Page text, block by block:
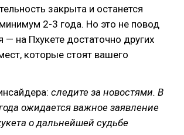
закрыта и останется
2-3 года. Но это не повод
— на Пхукете достаточно других
которые стоят вашего
следите за новостями. В
ожидается важное заявление
о дальнейшей судьбе